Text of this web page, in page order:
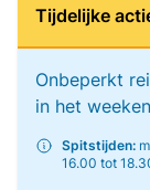
Tijdelijke
Onbeperkt
in het
Spitstijden:
16.00 tot